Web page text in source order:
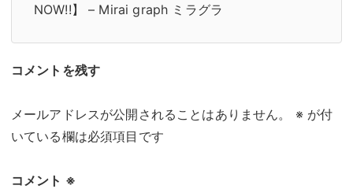
NOW!!】 – Mirai graph ミラグラ
コメントを残す
メールアドレスが公開されることはありません。 ※が付
いている欄は必須項目です
コメント ※